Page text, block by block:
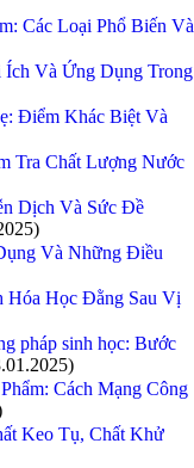
Các Loại Phổ Biến Và
Và Ứng Dụng Trong
Điểm Khác Biệt Và
Tra Chất Lượng Nước
Dịch Và Sức Đề
Và Những Điều
Hóa Học Đằng Sau Vị
pháp sinh học: Bước
Cách Mạng Công
Keo Tụ, Chất Khử